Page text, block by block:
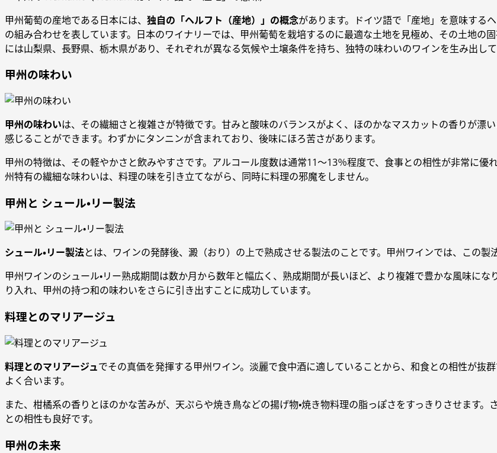
甲州葡萄の産地である日本には、 独自の「ヘルフト（産地）」の概念があります。ドイツ語で「産地」を意味する
の組み合わせを表しています。日本のワイナリーでは、甲州葡萄を栽培するのに最適な土地を見極め、その土地の
には山梨県、長野県、栃木県があり、それぞれが異なる気候や土壌条件を持ち、独特の味わいのワインを生み出して
甲州の味わい
甲州の味わいは、その繊細さと複雑さが特徴です。甘みと酸味のバランスがよく、ほのかなマスカットの香りが漂
感じることができます。わずかにタンニンが含まれており、後味にほろ苦さがあります。
甲州の特徴は、その軽やかさと飲みやすさです。アルコール度数は通常11〜13％程度で、食事との相性が非常に優
州特有の繊細な味わいは、料理の味を引き立てながら、同時に料理の邪魔をしません。
甲州と シュール・リー製法
シュール・リー製法とは、ワインの発酵後、澱（おり）の上で熟成させる製法のことです。甲州ワインでは、この製
甲州ワインのシュール・リー熟成期間は数か月から数年と幅広く、熟成期間が長いほど、より複雑で豊かな風味に
り入れ、甲州の持つ和の味わいをさらに引き出すことに成功しています。
料理とのマリアージュ
料理とのマリアージュでその真価を発揮する甲州ワイン。淡麗で食中酒に適していることから、和食との相性が抜
よく合います。
また、柑橘系の香りとほのかな苦みが、天ぷらや焼き鳥などの揚げ物・焼き物料理の脂っぽさをすっきりさせます
との相性も良好です。
甲州の未来